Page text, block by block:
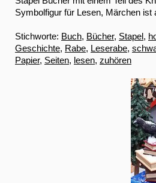
Symbolfigur für Lesen, Märchen ist
Stichworte: Buch, Bücher, Stapel,
Geschichte, Rabe, Leserabe,
Papier, Seiten, lesen, zuhören